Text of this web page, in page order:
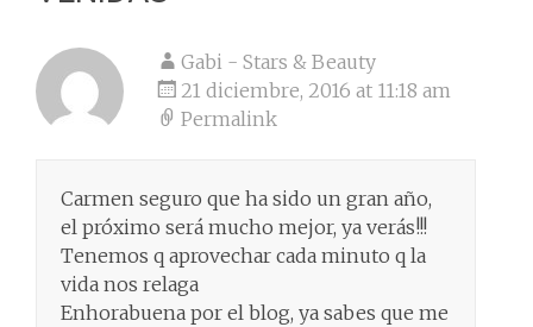
Gabi - Stars & Beauty
21 diciembre, 2016 at 11:18 am
Permalink
Carmen seguro que ha sido un gran año,
el próximo será mucho mejor, ya verás!!!
Tenemos q aprovechar cada minuto q la
vida nos relaga
Enhorabuena por el blog, ya sabes que me